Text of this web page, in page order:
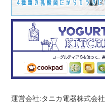
運営会社:タニカ電器株式会社